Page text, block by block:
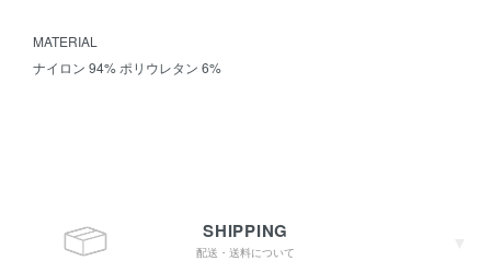
MATERIAL
ナイロン 94% ポリウレタン 6%
SHIPPING
配送・送料について